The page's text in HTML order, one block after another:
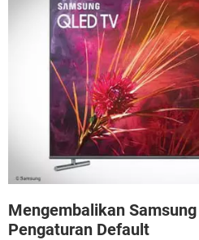
Mengembalikan
Pengaturan Default